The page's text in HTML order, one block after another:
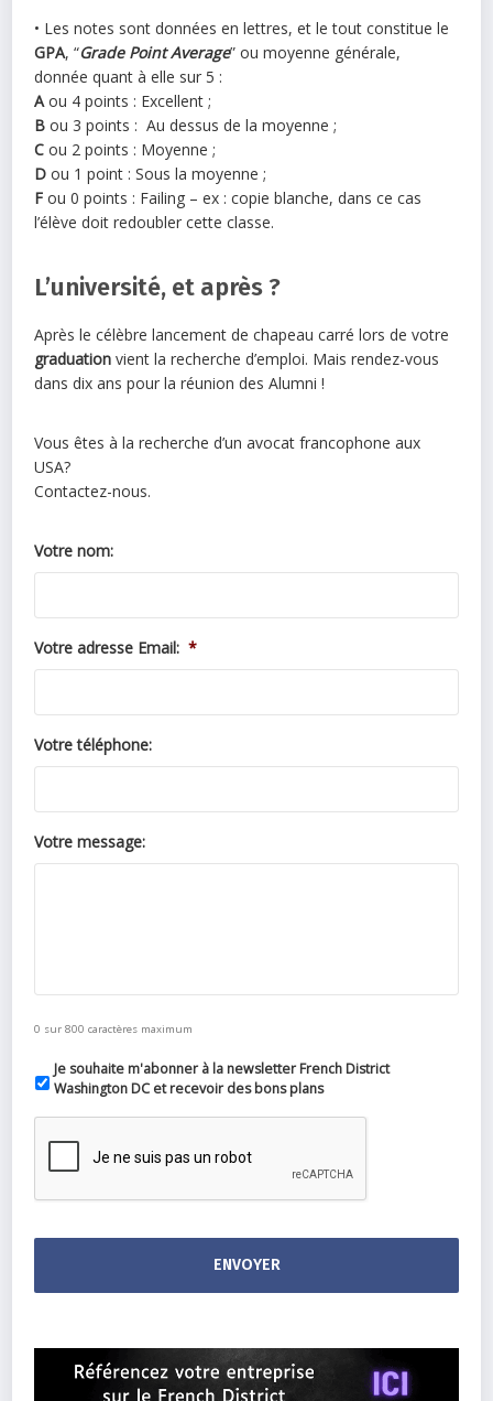
• Les notes sont données en lettres, et le tout constitue le
GPA, “Grade Point Average” ou moyenne générale,
donnée quant à elle sur 5 :
Aou 4 points : Excellent ;
B ou 3 points : Au dessus de la moyenne ;
C ou 2 points : Moyenne ;
D ou 1 point : Sous la moyenne ;
F ou 0 points : Failing – ex : copie blanche, dans ce cas
l’élève doit redoubler cette classe.
L’université, et après ?
Après le célèbre lancement de chapeau carré lors de votre
graduation vient la recherche d’emploi. Mais rendez-vous
dans dix ans pour la réunion des Alumni !
Vous êtes à la recherche d’un avocat francophone aux
USA?
Contactez-nous.
Votre nom:
Votre adresse Email: *
Votre téléphone:
Votre message:
0 sur 800 caractères maximum
Je souhaite m'abonner à la newsletter French District
Washington DC et recevoir des bons plans